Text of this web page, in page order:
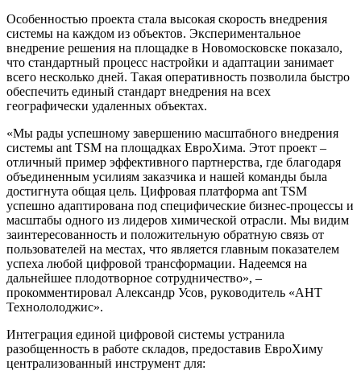
Особенностью проекта стала высокая скорость внедрения
системы на каждом из объектов. Экспериментальное
внедрение решения на площадке в Новомосковске показало,
что стандартный процесс настройки и адаптации занимает
всего несколько дней. Такая оперативность позволила быстро
обеспечить единый стандарт внедрения на всех
географически удаленных объектах.
«Мы рады успешному завершению масштабного внедрения
системы ant TSM на площадках ЕвроХима. Этот проект –
отличный пример эффективного партнерства, где благодаря
объединенным усилиям заказчика и нашей команды была
достигнута общая цель. Цифровая платформа ant TSM
успешно адаптирована под специфические бизнес-процессы и
масштабы одного из лидеров химической отрасли. Мы видим
заинтересованность и положительную обратную связь от
пользователей на местах, что является главным показателем
успеха любой цифровой трансформации. Надеемся на
дальнейшее плодотворное сотрудничество», –
прокомментировал Александр Усов, руководитель «АНТ
Технололоджис».
Интеграция единой цифровой системы устранила
разобщенность в работе складов, предоставив ЕвроХиму
централизованный инструмент для: